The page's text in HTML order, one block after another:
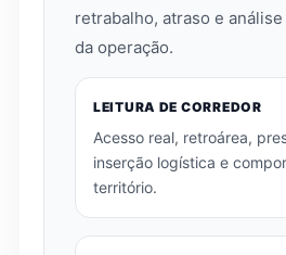
retrabalho, atraso e
da operação.
LEITURA DE CORREDOR
Acesso real, retroárea,
inserção logística e
território.